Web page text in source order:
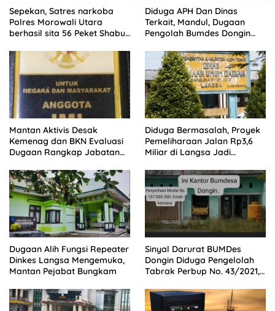
Sepekan, Satres narkoba
Polres Morowali Utara
berhasil sita 56 Peket Shabu
pelaku
Diduga APH Dan Dinas
Terkait, Mandul, Dugaan
Pengolah Bumdes Dongin
Program Pemerintah.
Mantan Aktivis Desak
Kemenag dan BKN Evaluasi
Dugaan Rangkap Jabatan
Diduga Bermasalah, Proyek
Pemeliharaan Jalan Rp3,6
Miliar di Langsa Jadi
Dugaan Alih Fungsi Repeater
Dinkes Langsa Mengemuka,
Mantan Pejabat Bungkam
Sinyal Darurat BUMDes
Dongin Diduga Pengelolah
Tabrak Perbup No. 43/2021,
Kontrol Sosial Desak APH
Usut Tuntas.